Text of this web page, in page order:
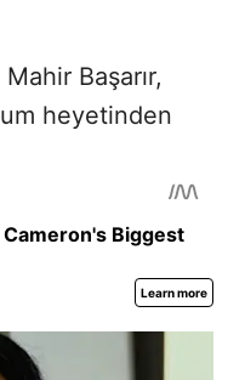
Başarır,
heyetinden